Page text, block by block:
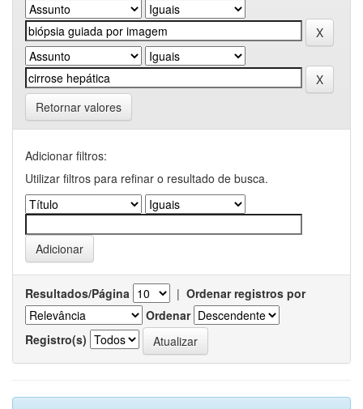
Retornar valores
Adicionar filtros:
Utilizar filtros para refinar o resultado de busca.
Resultados/Página | Ordenar registros por
Ordenar
Registro(s)